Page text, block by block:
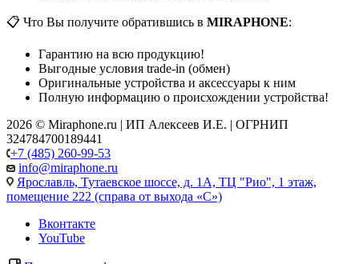
📋 Что Вы получите обратившись в MIRAPHONE:
Гарантию на всю продукцию!
Выгодные условия trade-in (обмен)
Оригинальные устройства и аксессуары к ним
Полную информацию о происхождении устройства!
2026 © Miraphone.ru | ИП Алексеев И.Е. | ОГРНИП
324784700189441
+7 (485) 260-99-53
info@miraphone.ru
Ярославль, Тутаевское шоссе, д. 1А, ТЦ "Рио", 1 этаж,
помещение 222 (справа от выхода «С»)
Вконтакте
YouTube